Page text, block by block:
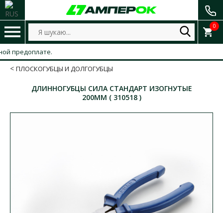
0
ПЛОСКОГУБЦЫ И ДОЛГОГУБЦЫ
ДЛИННОГУБЦЫ СИЛА СТАНДАРТ ИЗОГНУТЫЕ
200ММ ( 310518 )